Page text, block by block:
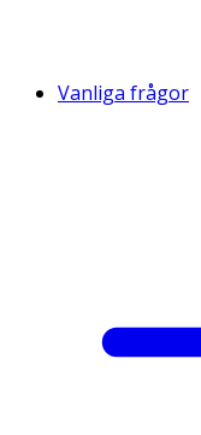
Vanliga frågor